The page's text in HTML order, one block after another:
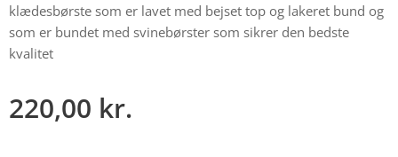
klædesbørste som er lavet med bejset top og lakeret bund og
som er bundet med svinebørster som sikrer den bedste
kvalitet
220,00 kr.